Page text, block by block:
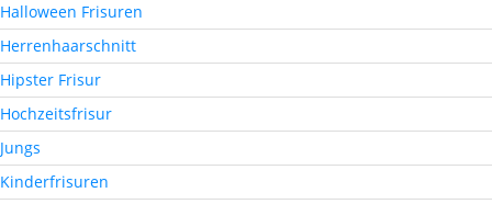
Halloween Frisuren
Herrenhaarschnitt
Hipster Frisur
Hochzeitsfrisur
Jungs
Kinderfrisuren